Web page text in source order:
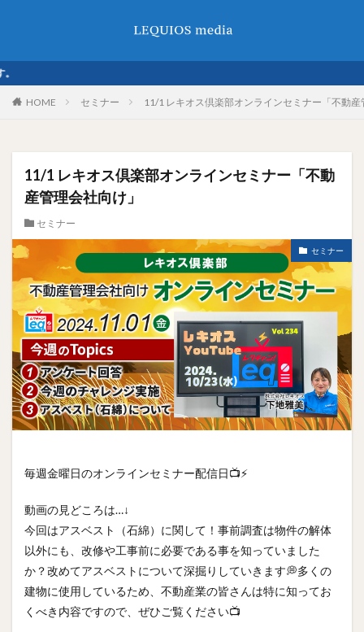
HOME セミナー 11/1 レキオス倶楽部オンラインセミナー「不動
11/1 レキオス倶楽部オンラインセミナー「不動
産管理会社向け」
セミナー
セミナー
毎週金曜日のオンラインセミナー配信日📺⚡
動画の見どころは…↓
今回はアスベスト（石綿）に関して！事前調査は物件の解体
以外にも、改修や工事前に必要である事を知っていました
か？改めてアスベストについて深掘りしていきます💭多くの
建物に使用しているため、不動産業の皆さんは特に知ってお
くべき内容ですので、ぜひご覧ください📺